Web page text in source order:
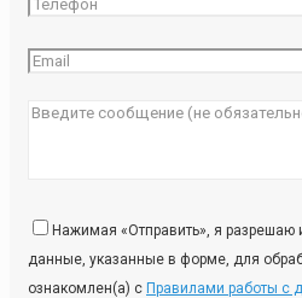
Нажимая «Отправить», я разрешаю
данные, указанные в форме, для
ознакомлен(а) с Правилами работы с